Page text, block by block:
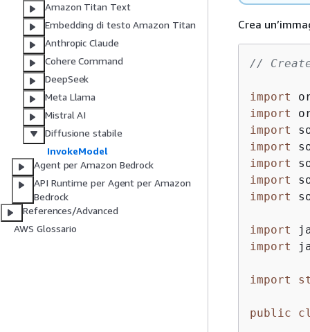
Amazon Titan Text
Embedding di testo Amazon Titan
Anthropic Claude
Cohere Command
DeepSeek
Meta Llama
Mistral AI
Diffusione stabile
InvokeModel
Agent per Amazon Bedrock
API Runtime per Agent per Amazon
Bedrock
References/Advanced
AWS Glossario
Crea
//
import
import
import
import
import
import
import
import
import
import
public